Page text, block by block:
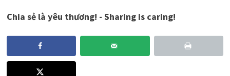
Chia sẻ là yêu thương! - Sharing is caring!